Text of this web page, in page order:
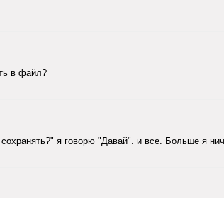
в файл?
я говорю "Давай". и все. Больше я